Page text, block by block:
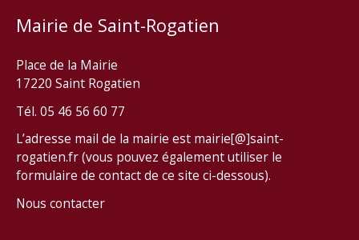
Mairie de Saint-Rogatien
Place de la Mairie
17220 Saint Rogatien
Tél. 05 46 56 60 77
L’adresse mail de la mairie est mairie[@]saint-
rogatien.fr (vous pouvez également utiliser le
formulaire de contact de ce site ci-dessous).
Nous contacter